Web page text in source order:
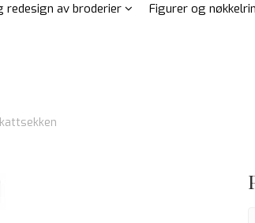
redesign av broderier Figurer og